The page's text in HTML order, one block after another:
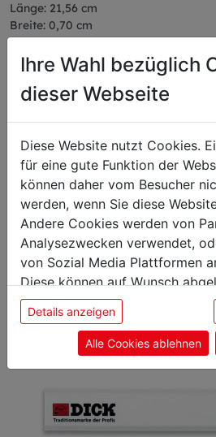
Länge: 21,56 cm
Breite: 0,70 cm
Höhe: 5,40 cm
Gewicht: 0,06 kg
Das könnte
Ihre Wahl bezüglich
dieser Webseite
Diese Website nutzt Cookies.
für eine gute Funktion der
können daher vom Besucher
werden, wenn Sie diese
Andere Cookies werden von
Analysezwecken verwendet,
von Sozial Media Plattformen
Diese können auf Wunsch
sie unsere Webseite weiter
Einwilligung zu unseren
Details anzeigen
Alle Cookies ablehnen